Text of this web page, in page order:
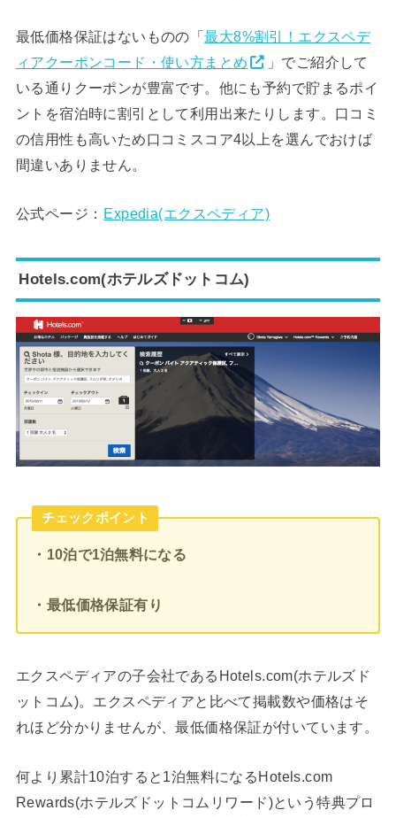
最低価格保証はないものの「最大8%割引！エクスペデ
ィアクーポンコード・使い方まとめ
」でご紹介して
いる通りクーポンが豊富です。他にも予約で貯まるポイ
ントを宿泊時に割引として利用出来たりします。口コミ
の信用性も高いため口コミスコア4以上を選んでおけば
間違いありません。
公式ページ： Expedia(エクスペディア)
Hotels.com(ホテルズドットコム)
チェックポイント
・10泊で1泊無料になる
・最低価格保証有り
エクスペディアの子会社であるHotels.com(ホテルズド
ットコム)。エクスペディアと比べて掲載数や価格はそ
れほど分かりませんが、最低価格保証が付いています。
何より累計10泊すると1泊無料になるHotels.com
Rewards(ホテルズドットコムリワード)という特典プロ